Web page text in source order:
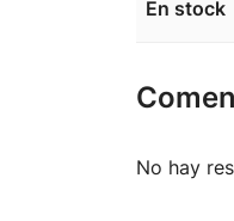
En stock
No hay